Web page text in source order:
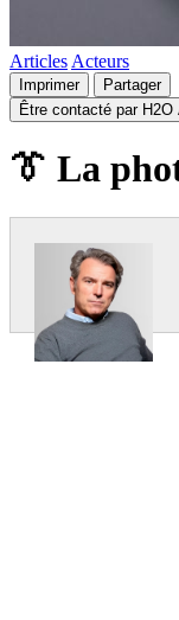
Articles Acteurs
Imprimer
Partager
Être contacté par
👔 La